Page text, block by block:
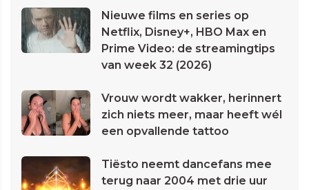
Nieuwe films en series op
Netflix, Disney+, HBO Max en
Prime Video: de streamingtips
van week 32 (2026)
Vrouw wordt wakker, herinnert
zich niets meer, maar heeft wél
een opvallende tattoo
Tiësto neemt dancefans mee
terug naar 2004 met drie uur